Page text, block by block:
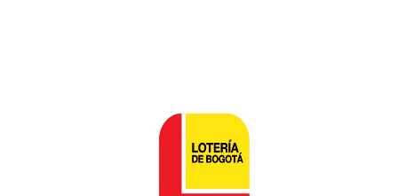
Lotería de Bogotá
Lotería de Risaralda